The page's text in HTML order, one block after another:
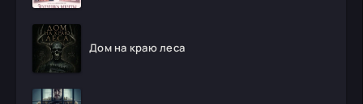
Дом на краю леса